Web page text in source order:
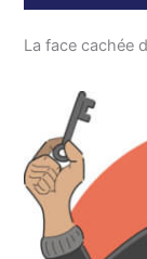
La face cachée